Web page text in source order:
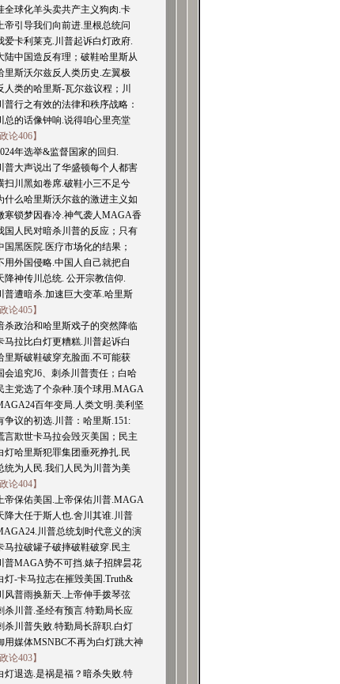
全球化羊头卖共产主义狗肉.卡
帝引导我们向前进.里根总统问
爱卡利莱克.川普起诉白灯政府.
陆中国造反有理；破鞋哈里斯从
里斯沃尔兹反人类历史.左翼极
人类的哈里斯-瓦尔兹议程；川
普行之有效的法律和秩序战略：
总的话像钟响.说得咱心里亮堂
政论406】
年选举&监督国家的回归.
普大声说出了华盛顿每个人都害
扫川黑如卷席.破鞋小三不足兮
什么哈里斯沃尔兹的激进主义如
寒锁梦因春冷.神气袭人MAGA香
国人民对暗杀川普的反应；只有
国黑医院.医疗市场化的结果；
用外国侵略.中国人自己就把自
降神传川总统. 公开宗教信仰.
普遭暗杀.加速巨大变革.哈里斯
政论405】
杀政治和哈里斯戏子的突然降临
马拉比白灯更糟糕.川普起诉白
里斯破鞋破穿充脸面.不可能获
会追究J6、刺杀川普责任；白哈
主党选了个杂种.顶个球用.MAGA
百年变局.人类文明.美利坚
争议的初选.川普：哈里斯.151:
言欺世卡马拉会毁灭美国；民主
灯哈里斯犯罪集团垂死挣扎.民
统为人民.我们人民为川普为美
政论404】
帝保佑美国.上帝保佑川普.MAGA
降大任于斯人也.舍川其谁.川普
川普总统划时代意义的演
马拉破罐子破摔破鞋破穿.民主
普MAGA势不可挡.婊子招牌昙花
灯-卡马拉志在摧毁美国.Truth&
风普雨换新天.上帝伸手拨琴弦
杀川普.圣经有预言.特勤局长应
杀川普失败.特勤局长辞职.白灯
用媒体MSNBC不再为白灯跳大神
政论403】
灯退选.是祸是福？暗杀失败.特